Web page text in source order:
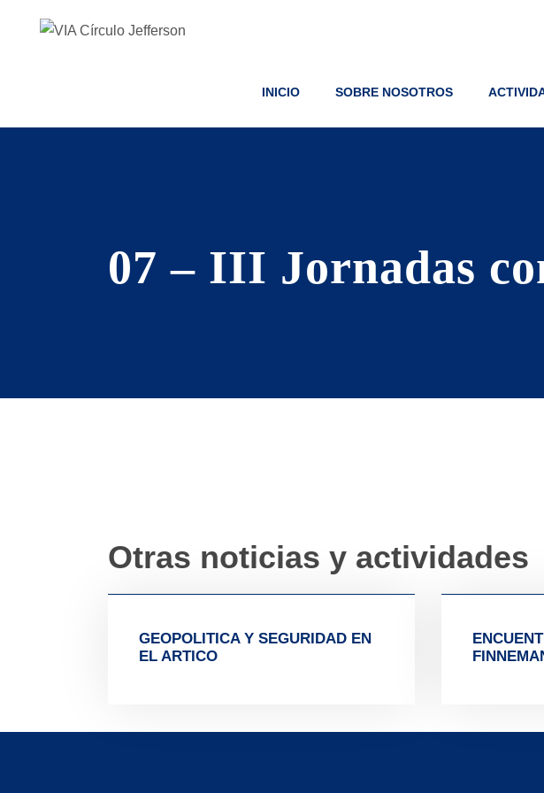
INICIO SOBRE NOSOTROS
07 – III Jornadas
Otras noticias y actividades
GEOPOLITICA Y SEGURIDAD EN
EL ARTICO